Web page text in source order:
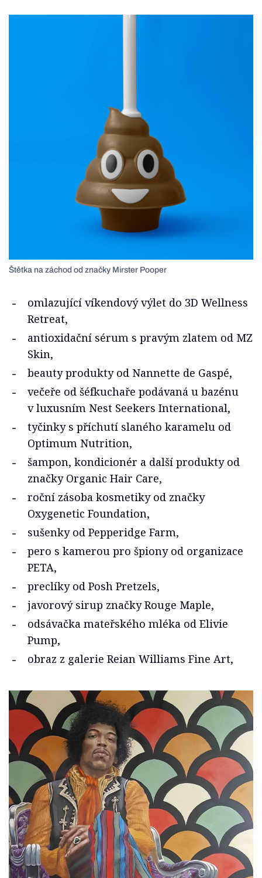
Štětka na záchod od značky Mirster Pooper
omlazující víkendový výlet do 3D Wellness
Retreat,
antioxidační sérum s pravým zlatem od MZ
Skin,
beauty produkty od Nannette de Gaspé,
večeře od šéfkuchaře podávaná u bazénu
v luxusním Nest Seekers International,
tyčinky s příchutí slaného karamelu od
Optimum Nutrition,
šampon, kondicionér a další produkty od
značky Organic Hair Care,
roční zásoba kosmetiky od značky
Oxygenetic Foundation,
sušenky od Pepperidge Farm,
pero s kamerou pro špiony od organizace
PETA,
preclíky od Posh Pretzels,
javorový sirup značky Rouge Maple,
odsávačka mateřského mléka od Elivie
Pump,
obraz z galerie Reian Williams Fine Art,